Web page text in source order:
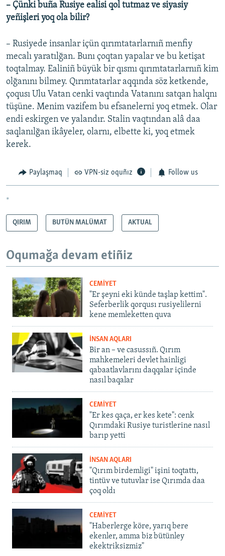
– Çünki buña Rusiye ealisi qol tutmaz ve siyasiy
yeñişleri yoq ola bilir?
– Rusiyede insanlar içün qırımtatarlarnıñ menfiy
mecalı yaratılğan. Bunı çoqtan yapalar ve bu ketişat
toqtalmay. Ealiniñ büyük bir qısmı qırımtatarlarnıñ kim
olğanını bilmey. Qırımtatarlar aqqında söz ketkende,
çoqusı Ulu Vatan cenki vaqtında Vatanını satqan halqnı
tüşüne. Menim vazifem bu efsanelerni yoq etmek. Olar
endi eskirgen ve yalandır. Stalin vaqtından alâ daa
saqlanılğan ikâyeler, olarnı, elbette ki, yoq etmek
kerek.
Paylaşmaq VPN-siz oquñız Follow us
*
QIRIM BUTÜN MALÜMAT AKTUAL
Oqumağa devam etiñiz
CEMİYET
"Er şeyni eki künde taşlap kettim".
Seferberlik qorqusı rusiyelilerni
kene memleketten quva
İNSAN AQLARI
Bir an – ve casussıñ. Qırım
mahkemeleri devlet hainligi
qabaatlavlarını daqqalar içinde
nasıl baqalar
CEMİYET
"Er kes qaça, er kes kete": cenk
Qırımdaki Rusiye turistlerine nasıl
barıp yetti
İNSAN AQLARI
"Qırım birdemligi" işini toqtattı,
tintüv ve tutuvlar ise Qırımda daa
çoq oldı
CEMİYET
"Haberlerge köre, yarıq bere
ekenler, amma biz bütünley
ekektriksizmiz"